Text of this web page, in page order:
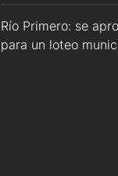
Río Primero: se
para un loteo